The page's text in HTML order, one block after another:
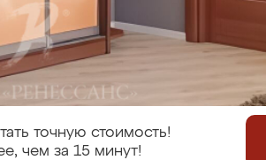
точную стоимость!
чем за 15 минут!